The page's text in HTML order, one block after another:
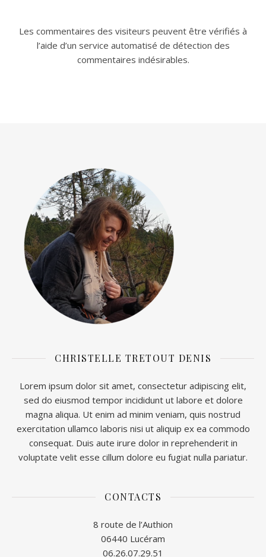
Les commentaires des visiteurs peuvent être vérifiés à
l’aide d’un service automatisé de détection des
commentaires indésirables.
CHRISTELLE TRETOUT DENIS
Lorem ipsum dolor sit amet, consectetur adipiscing elit,
sed do eiusmod tempor incididunt ut labore et dolore
magna aliqua. Ut enim ad minim veniam, quis nostrud
exercitation ullamco laboris nisi ut aliquip ex ea commodo
consequat. Duis aute irure dolor in reprehenderit in
voluptate velit esse cillum dolore eu fugiat nulla pariatur.
CONTACTS
8 route de l’Authion
06440 Lucéram
06.26.07.29.51